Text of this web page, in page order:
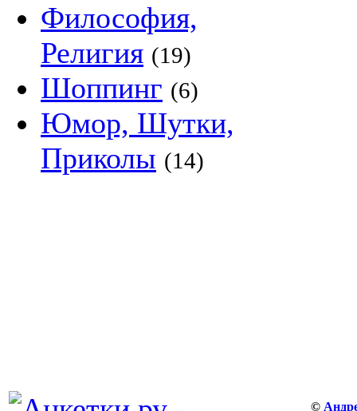
Философия,
Религия (19)
Шоппинг (6)
Юмор, Шутки,
Приколы (14)
©